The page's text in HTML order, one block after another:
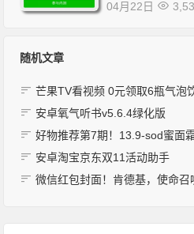
04月22日
随机文章
芒果TV看视频 0元领取6瓶气泡
安卓氧气听书v5.6.4绿化版
好物推荐第7期！13.9-sod蜜面
安卓淘宝京东双11活动助手
微信红包封面！肯德基，使命召